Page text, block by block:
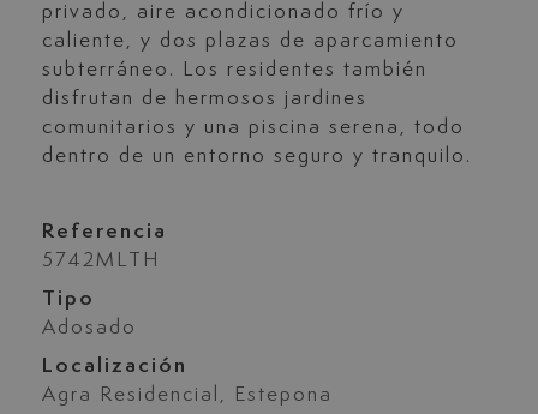
privado, aire acondicionado frío y
caliente, y dos plazas de aparcamiento
subterráneo. Los residentes también
disfrutan de hermosos jardines
comunitarios y una piscina serena, todo
dentro de un entorno seguro y tranquilo.
Referencia
5742MLTH
Tipo
Adosado
Localización
Agra Residencial, Estepona